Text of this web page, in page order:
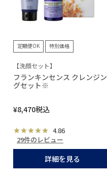
定期便OK 特別価格
【洗顔セット】
フランキンセンス クレンジン
グセット※
¥8,470税込
4.86
29件のレビュー
詳細を見る